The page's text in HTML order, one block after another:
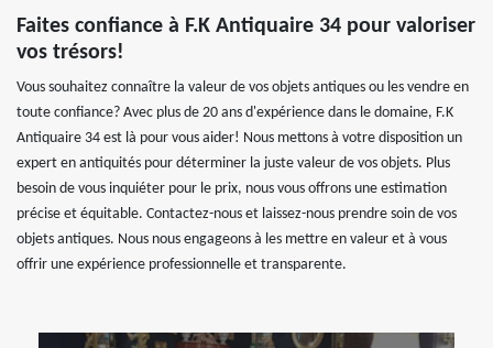
Faites confiance à F.K Antiquaire 34 pour valoriser
vos trésors!
Vous souhaitez connaître la valeur de vos objets antiques ou les vendre en
toute confiance? Avec plus de 20 ans d'expérience dans le domaine, F.K
Antiquaire 34 est là pour vous aider! Nous mettons à votre disposition un
expert en antiquités pour déterminer la juste valeur de vos objets. Plus
besoin de vous inquiéter pour le prix, nous vous offrons une estimation
précise et équitable. Contactez-nous et laissez-nous prendre soin de vos
objets antiques. Nous nous engageons à les mettre en valeur et à vous
offrir une expérience professionnelle et transparente.